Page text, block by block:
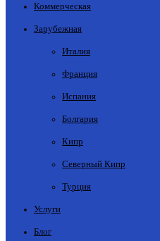
Коммерческая
Зарубежная
Италия
Франция
Испания
Болгария
Кипр
Северный Кипр
Турция
Услуги
Блог